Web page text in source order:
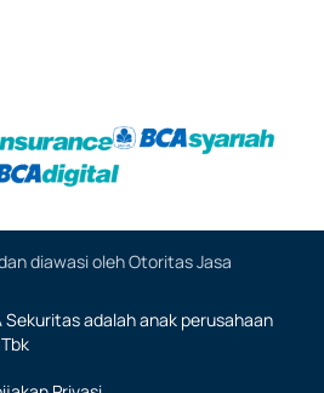
diawasi oleh Otoritas Jasa
adalah anak perusahaan